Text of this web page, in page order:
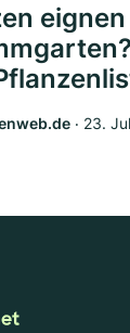
‧ 23.